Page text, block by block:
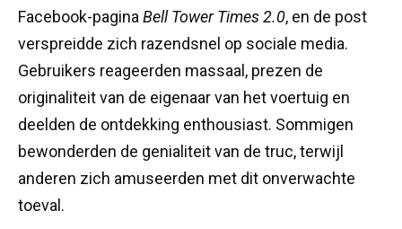
Facebook-pagina Bell Tower Times 2.0, en de post
verspreidde zich razendsnel op sociale media.
Gebruikers reageerden massaal, prezen de
originaliteit van de eigenaar van het voertuig en
deelden de ontdekking enthousiast. Sommigen
bewonderden de genialiteit van de truc, terwijl
anderen zich amuseerden met dit onverwachte
toeval.